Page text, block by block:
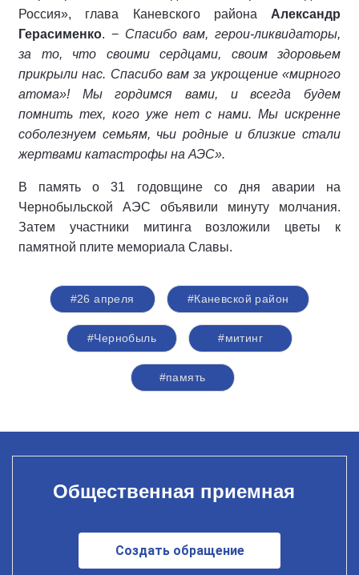
Россия», глава Каневского района Александр
Герасименко. − Спасибо вам, герои-ликвидаторы,
за то, что своими сердцами, своим здоровьем
прикрыли нас. Спасибо вам за укрощение «мирного
атома»! Мы гордимся вами, и всегда будем
помнить тех, кого уже нет с нами. Мы искренне
соболезнуем семьям, чьи родные и близкие стали
жертвами катастрофы на АЭС».
В память о 31 годовщине со дня аварии на
Чернобыльской АЭС объявили минуту молчания.
Затем участники митинга возложили цветы к
памятной плите мемориала Славы.
#26 апреля #Каневской район
#Чернобыль #митинг
#память
Общественная приемная
Создать обращение